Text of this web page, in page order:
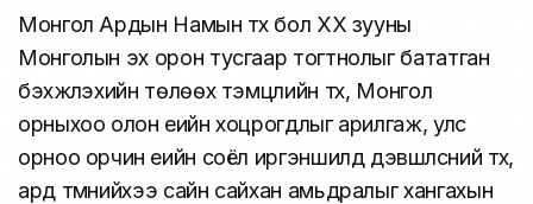
Монгол Ардын Намын түүх бол ХХ зууны
Монголын эх орон тусгаар тогтнолыг бататган
бэхжүүлэхийн төлөөх тэмцлийн түүх, Монгол
орныхоо олон үеийн хоцрогдлыг арилгаж, улс
орноо орчин үеийн соёл иргэншилд дэвшүүлсний түүх,
ард түмнийхээ сайн сайхан амьдралыг хангахын